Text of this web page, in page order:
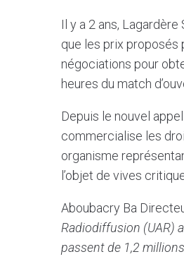
Il y a 2 ans,
que les prix proposés
négociations pour
heures du match
Depuis le nouvel
commercialise les
organisme
l’objet de vives
Aboubacry Ba
Radiodiffusion (UAR)
passent de 1,2